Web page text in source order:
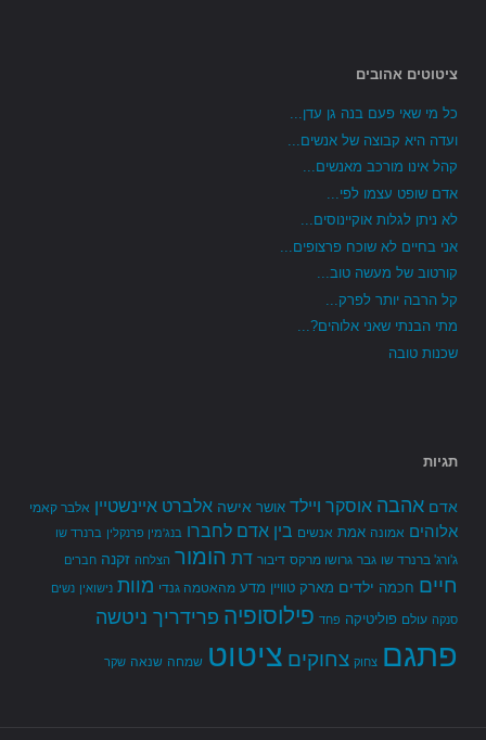
ציטוטים אהובים
כל מי שאי פעם בנה גן עדן...
ועדה היא קבוצה של אנשים...
קהל אינו מורכב מאנשים...
אדם שופט עצמו לפי...
לא ניתן לגלות אוקיינוסים...
אני בחיים לא שוכח פרצופים...
קורטוב של מעשה טוב...
קל הרבה יותר לפרק...
מתי הבנתי שאני אלוהים?...
שכנות טובה
תגיות
אדם אהבה אוסקר ויילד אושר אישה אלברט איינשטיין אלבר קאמי
אלוהים אמונה אמת אנשים בין אדם לחברו בנג'מין פרנקלין ברנרד שו
ג'ורג' ברנרד שו גבר גרושו מרקס דיבור דת הומור הצלחה זקנה חברים
חיים חכמה ילדים מארק טוויין מדע מהאטמה גנדי מוות נישואין נשים
סנקה עולם פוליטיקה פחד פילוסופיה פרידריך ניטשה
פתגם צחוק צחוקים ציטוט שמחה שנאה שקר